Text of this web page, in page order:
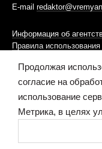
E-mail
Информация об
Правила
Информационная
Ресурс содержит
Продолжая
согласие на
использование
Метрика, в целях